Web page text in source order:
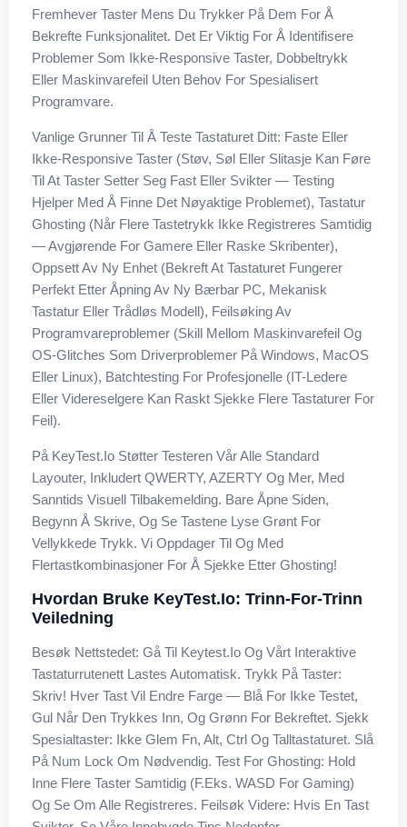
Fremhever Taster Mens Du Trykker På Dem For Å
Bekrefte Funksjonalitet. Det Er Viktig For Å Identifisere
Problemer Som Ikke-Responsive Taster, Dobbeltrykk
Eller Maskinvarefeil Uten Behov For Spesialisert
Programvare.
Vanlige Grunner Til Å Teste Tastaturet Ditt: Faste Eller
Ikke-Responsive Taster (støv, Søl Eller Slitasje Kan Føre
Til At Taster Setter Seg Fast Eller Svikter — Testing
Hjelper Med Å Finne Det Nøyaktige Problemet), Tastatur
Ghosting (når Flere Tastetrykk Ikke Registreres Samtidig
— Avgjørende For Gamere Eller Raske Skribenter),
Oppsett Av Ny Enhet (bekreft At Tastaturet Fungerer
Perfekt Etter Åpning Av Ny Bærbar PC, Mekanisk
Tastatur Eller Trådløs Modell), Feilsøking Av
Programvareproblemer (skill Mellom Maskinvarefeil Og
OS-Glitches Som Driverproblemer På Windows, MacOS
Eller Linux), Batchtesting For Profesjonelle (IT-Ledere
Eller Videreselgere Kan Raskt Sjekke Flere Tastaturer For
Feil).
På KeyTest.io Støtter Testeren Vår Alle Standard
Layouter, Inkludert QWERTY, AZERTY Og Mer, Med
Sanntids Visuell Tilbakemelding. Bare Åpne Siden,
Begynn Å Skrive, Og Se Tastene Lyse Grønt For
Vellykkede Trykk. Vi Oppdager Til Og Med
Flertastkombinasjoner For Å Sjekke Etter Ghosting!
Hvordan Bruke KeyTest.io: Trinn-For-Trinn
Veiledning
Besøk Nettstedet: Gå Til Keytest.io Og Vårt Interaktive
Tastaturrutenett Lastes Automatisk. Trykk På Taster:
Skriv! Hver Tast Vil Endre Farge — Blå For Ikke Testet,
Gul Når Den Trykkes Inn, Og Grønn For Bekreftet. Sjekk
Spesialtaster: Ikke Glem Fn, Alt, Ctrl Og Talltastaturet. Slå
På Num Lock Om Nødvendig. Test For Ghosting: Hold
Inne Flere Taster Samtidig (f.eks. WASD For Gaming)
Og Se Om Alle Registreres. Feilsøk Videre: Hvis En Tast